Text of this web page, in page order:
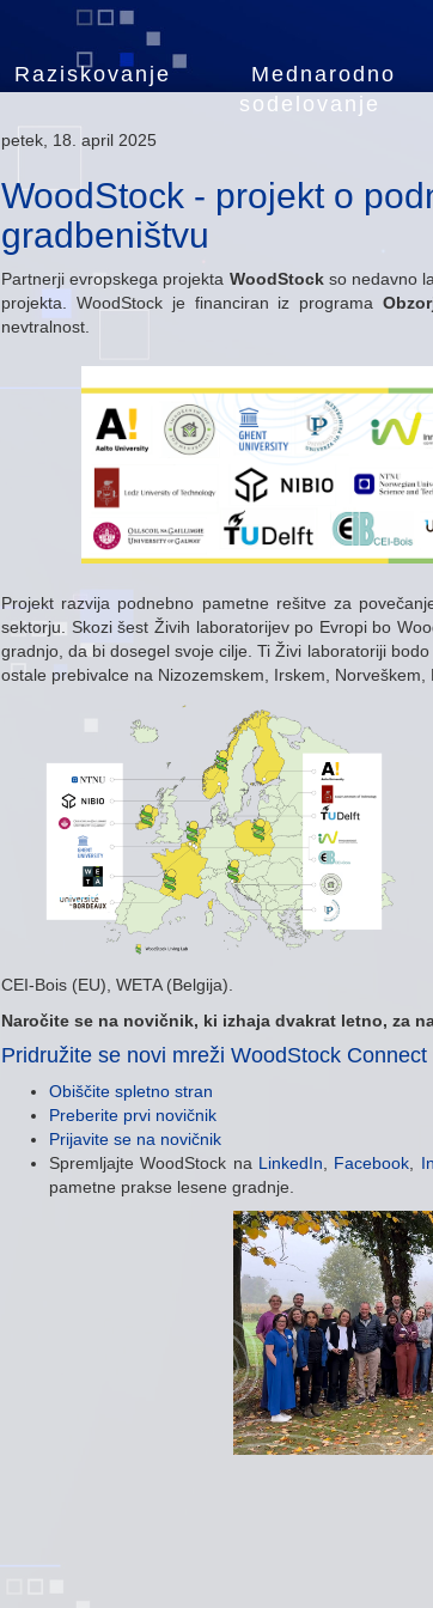
Raziskovanje
Mednarodno
sodelovanje
petek, 18. april 2025
WoodStock - projekt o
gradbeništvu
Partnerji evropskega projekta WoodStock so nedavno
projekta. WoodStock je financiran iz programa
nevtralnost.
Projekt razvija podnebno pametne rešitve za
sektorju. Skozi šest Živih laboratorijev po Evropi bo
gradnjo, da bi dosegel svoje cilje. Ti Živi laboratoriji
ostale prebivalce na Nizozemskem, Irskem, Norveškem,
CEI-Bois (EU), WETA (Belgija).
Naročite se na novičnik, ki izhaja dvakrat letno, za
Pridružite se novi mreži WoodStock Connect
Obiščite spletno stran
Preberite prvi novičnik
Prijavite se na novičnik
Spremljajte WoodStock na LinkedIn, Facebook,
pametne prakse lesene gradnje.